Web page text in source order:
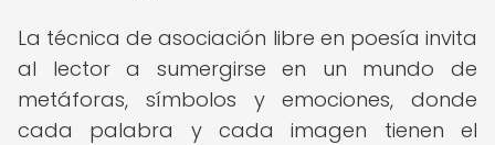
La técnica de asociación libre en poesía invita
al lector a sumergirse en un mundo de
metáforas, símbolos y emociones, donde
cada palabra y cada imagen tienen el